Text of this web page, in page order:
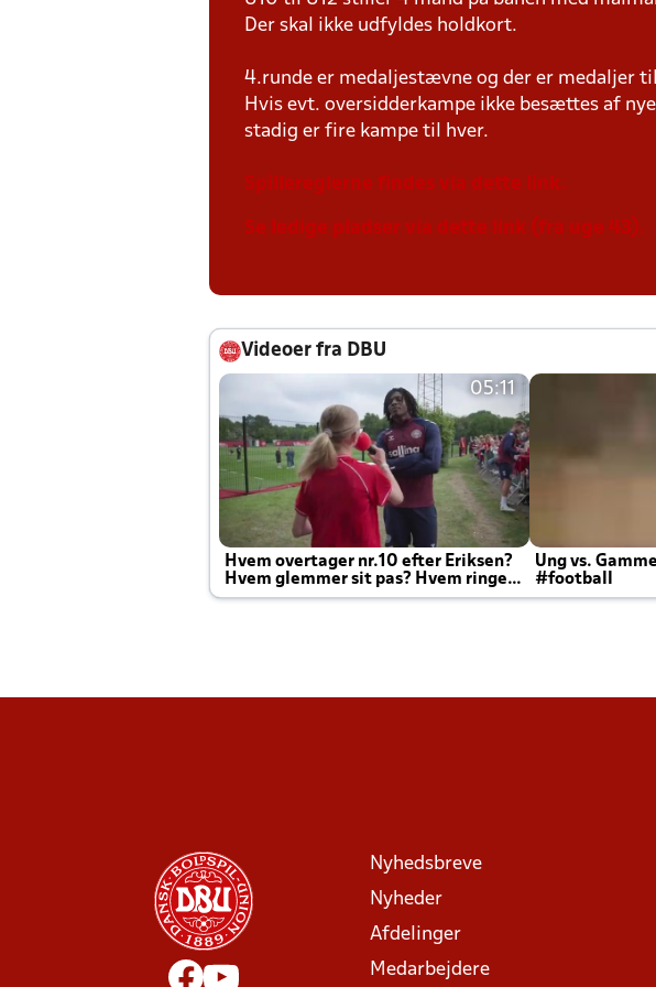
Der skal ikke udfyldes holdkort.
4.runde er medaljestævne og der er medaljer
Hvis evt. oversidderkampe ikke besættes af
stadig er fire kampe til hver.
Spillereglerne findes via dette link.
Se ledige pladser via dette link (fra uge 43).
Videoer fra DBU
05:11
Hvem overtager nr.10 efter Eriksen?
Hvem glemmer sit pas? Hvem ringer
Joachim altid til efter kampe?
Ung vs.
#football
Nyhedsbreve
Nyheder
Afdelinger
Medarbejdere